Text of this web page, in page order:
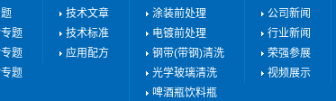
题
题
题
技术文章
技术标准
应用配方
涂装前处理
电镀前处理
钢带(带钢)清洗
光学玻璃清洗
啤酒瓶饮料瓶
公司新闻
行业新闻
荣强参展
视频展示